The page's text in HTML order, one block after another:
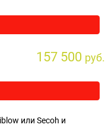
157 500 руб.
или Secoh и